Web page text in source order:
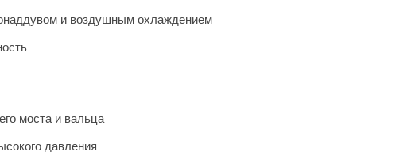
и воздушным охлаждением
моста и вальца
давления